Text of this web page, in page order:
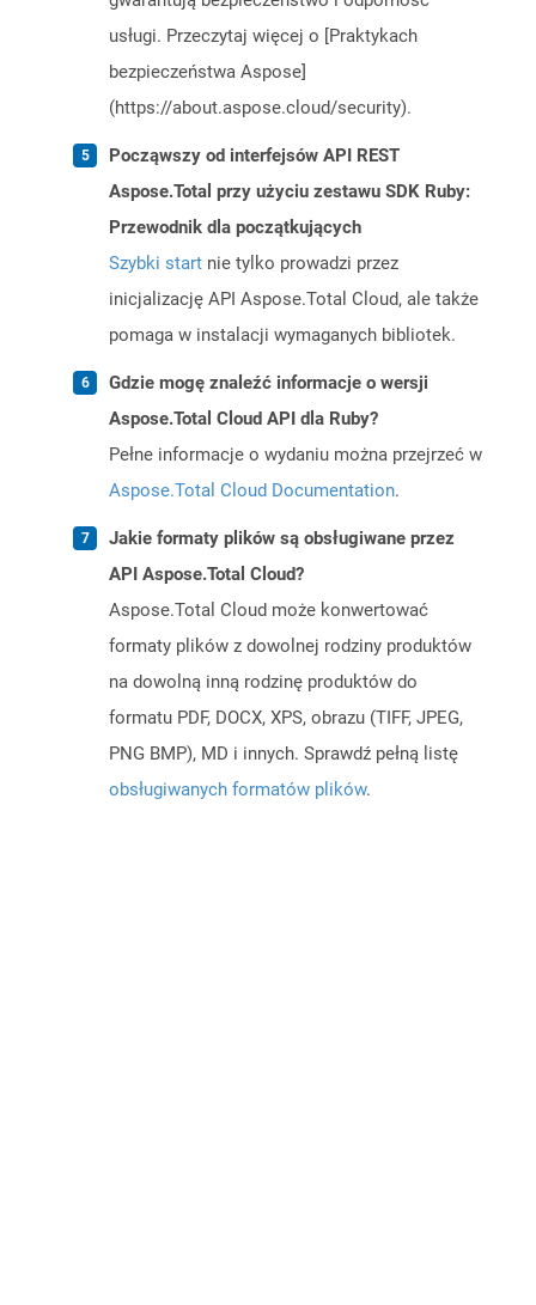
usługi. Przeczytaj więcej o [Praktykach
bezpieczeństwa Aspose]
(https://about.aspose.cloud/security).
Począwszy od interfejsów API REST
Aspose.Total przy użyciu zestawu SDK Ruby:
Przewodnik dla początkujących
Szybki start nie tylko prowadzi przez
inicjalizację API Aspose.Total Cloud, ale także
pomaga w instalacji wymaganych bibliotek.
Gdzie mogę znaleźć informacje o wersji
Aspose.Total Cloud API dla Ruby?
Pełne informacje o wydaniu można przejrzeć w
Aspose.Total Cloud Documentation.
Jakie formaty plików są obsługiwane przez
API Aspose.Total Cloud?
Aspose.Total Cloud może konwertować
formaty plików z dowolnej rodziny produktów
na dowolną inną rodzinę produktów do
formatu PDF, DOCX, XPS, obrazu (TIFF, JPEG,
PNG BMP), MD i innych. Sprawdź pełną listę
obsługiwanych formatów plików.